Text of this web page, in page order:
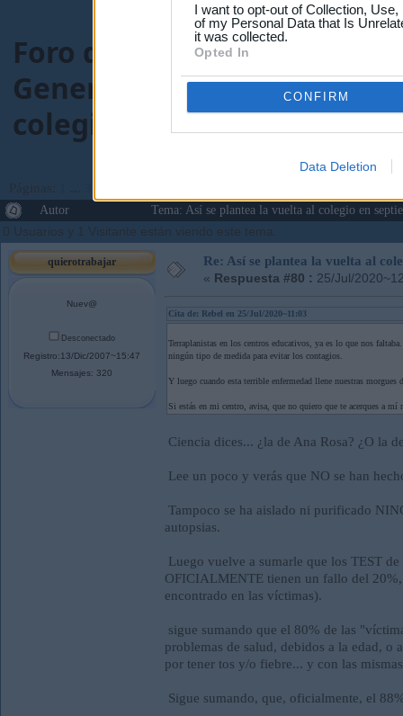
I want to opt-out of Collection,
of my Personal Data that Is
it was collected.
Opted In
CONFIRM
Data Deletion
Foro de Maestros25
General-maestros25.com>
colegio en septiembre en
Páginas: ...
Autor
Tema: Así se plantea la vuelta al colegio en
0 Usuarios y 1 Visitante están viendo este tema.
quierotrabajar
Nuev@
Desconectado
Registro:13/Dic/2007~15:47
Mensajes: 320
Re: Así se plantea la vuelta al
« Respuesta #80 : 25/Jul/
Cita de: Rebel en 25/Jul/2020~11:03
Terraplanistas en los centros educativos, ya es lo que nos
ningún tipo de medida para evitar los contagios.
Y luego cuando esta terrible enfermedad llene nuestras
Si estás en mi centro, avisa, que no quiero que te acerques a mí
Ciencia dices... ¿la de Ana Rosa? ¿O la
Lee un poco y verás que NO se han
Tampoco se ha aislado ni purificado
autopsias.
Luego vuelve a sumarle que los TEST
OFICIALMENTE tienen un fallo del
encontrado en las víctimas).
sigue sumando que el 80% de las
problemas de salud, debidos a la edad, o
por tener tos y/o fiebre... y con las
Sigue sumando, que, oficialmente, el